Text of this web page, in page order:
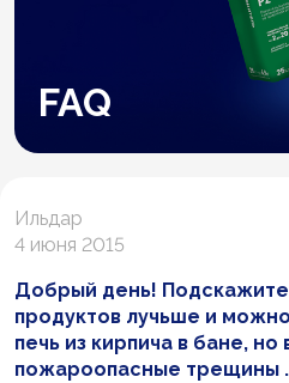
FAQ
Ильдар
4 июня 2015
Добрый день! Подскажите
продуктов лучьше и
печь из кирпича в бане,
пожароопасные трещины